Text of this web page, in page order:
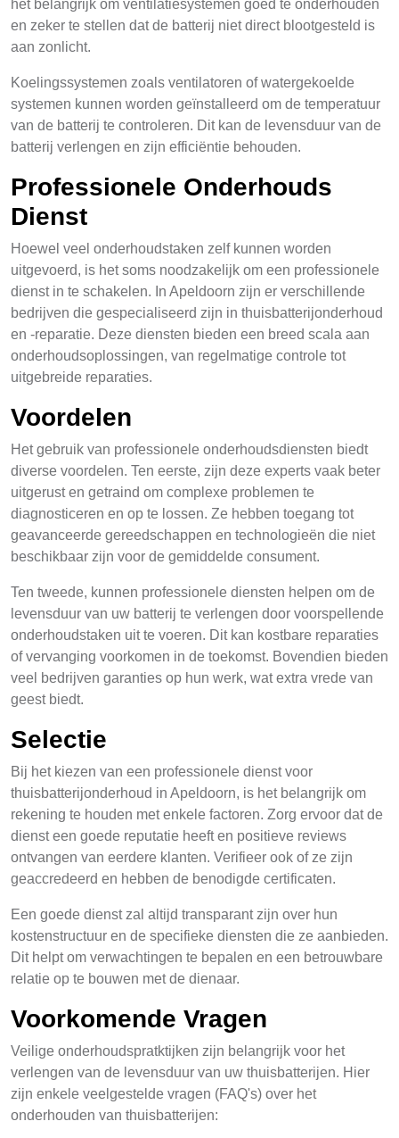
het belangrijk om ventilatiesystemen goed te onderhouden
en zeker te stellen dat de batterij niet direct blootgesteld is
aan zonlicht.
Koelingssystemen zoals ventilatoren of watergekoelde
systemen kunnen worden geïnstalleerd om de temperatuur
van de batterij te controleren. Dit kan de levensduur van de
batterij verlengen en zijn efficiëntie behouden.
Professionele Onderhouds
Dienst
Hoewel veel onderhoudstaken zelf kunnen worden
uitgevoerd, is het soms noodzakelijk om een professionele
dienst in te schakelen. In Apeldoorn zijn er verschillende
bedrijven die gespecialiseerd zijn in thuisbatterijonderhoud
en -reparatie. Deze diensten bieden een breed scala aan
onderhoudsoplossingen, van regelmatige controle tot
uitgebreide reparaties.
Voordelen
Het gebruik van professionele onderhoudsdiensten biedt
diverse voordelen. Ten eerste, zijn deze experts vaak beter
uitgerust en getraind om complexe problemen te
diagnosticeren en op te lossen. Ze hebben toegang tot
geavanceerde gereedschappen en technologieën die niet
beschikbaar zijn voor de gemiddelde consument.
Ten tweede, kunnen professionele diensten helpen om de
levensduur van uw batterij te verlengen door voorspellende
onderhoudstaken uit te voeren. Dit kan kostbare reparaties
of vervanging voorkomen in de toekomst. Bovendien bieden
veel bedrijven garanties op hun werk, wat extra vrede van
geest biedt.
Selectie
Bij het kiezen van een professionele dienst voor
thuisbatterijonderhoud in Apeldoorn, is het belangrijk om
rekening te houden met enkele factoren. Zorg ervoor dat de
dienst een goede reputatie heeft en positieve reviews
ontvangen van eerdere klanten. Verifieer ook of ze zijn
geaccredeerd en hebben de benodigde certificaten.
Een goede dienst zal altijd transparant zijn over hun
kostenstructuur en de specifieke diensten die ze aanbieden.
Dit helpt om verwachtingen te bepalen en een betrouwbare
relatie op te bouwen met de dienaar.
Voorkomende Vragen
Veilige onderhoudspratktijken zijn belangrijk voor het
verlengen van de levensduur van uw thuisbatterijen. Hier
zijn enkele veelgestelde vragen (FAQ's) over het
onderhouden van thuisbatterijen: